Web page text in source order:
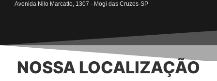
Avenida Nilo Marcatto, 1307 - Mogi das Cruzes-SP
NOSSA LOCALIZAÇÃO